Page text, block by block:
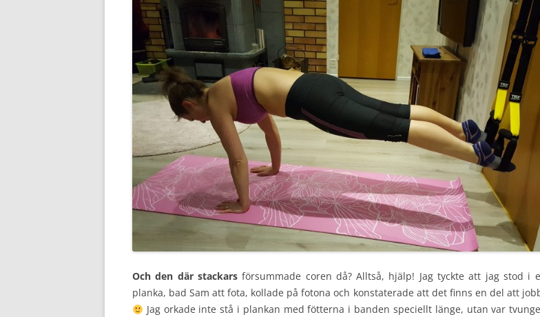
Och den där stackarsförsummade coren då? Alltså, hjälp! Jag tyckte att jag stod i
planka, bad Sam att fota, kollade på fotona och konstaterade att det finns en del att
Jag orkade inte stå i plankan med fötterna i banden speciellt länge, utan var